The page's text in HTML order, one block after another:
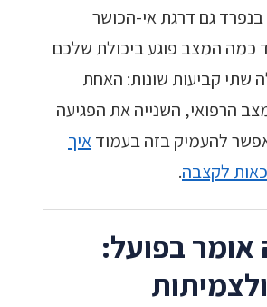
בנפרד גם דרגת אי-הכושר
המצב פוגע ביכולת שלכם
שתי קביעות שונות: האחת
הרפואי, השנייה את הפגיעה
להעמיק בזה בעמודאיך
לקצבה.
בפועל: